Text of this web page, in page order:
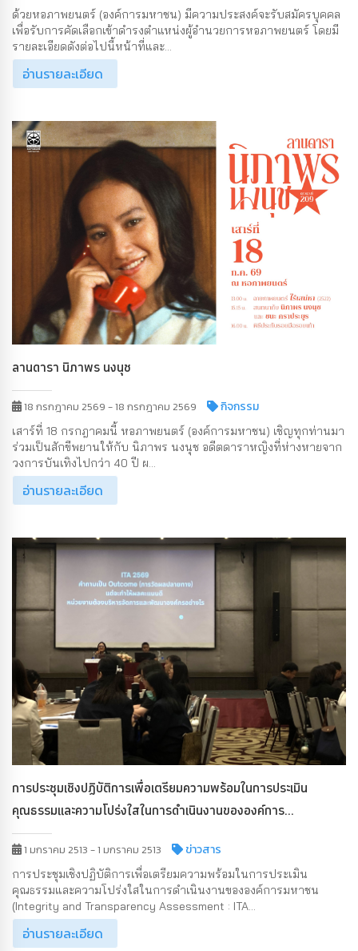
ด้วยหอภาพยนตร์ (องค์การมหาชน) มีความประสงค์จะรับสมัครบุคคล
เพื่อรับการคัดเลือกเข้าดำรงตำแหน่งผู้อำนวยการหอภาพยนตร์ โดยมี
รายละเอียดดังต่อไปนี้หน้าที่และ...
อ่านรายละเอียด
ลานดารา นิภาพร นงนุช
18 กรกฎาคม 2569 - 18 กรกฎาคม 2569 กิจกรรม
เสาร์ที่ 18 กรกฎาคมนี้ หอภาพยนตร์ (องค์การมหาชน) เชิญทุกท่านมา
ร่วมเป็นสักขีพยานให้กับ นิภาพร นงนุช อดีตดาราหญิงที่ห่างหายจาก
วงการบันเทิงไปกว่า 40 ปี ผ...
อ่านรายละเอียด
การประชุมเชิงปฏิบัติการเพื่อเตรียมความพร้อมในการประเมิน
คุณธรรมและความโปร่งใสในการดำเนินงานขององค์การ...
1 มกราคม 2513 - 1 มกราคม 2513 ข่าวสาร
การประชุมเชิงปฏิบัติการเพื่อเตรียมความพร้อมในการประเมิน
คุณธรรมและความโปร่งใสในการดำเนินงานขององค์การมหาชน
(Integrity and Transparency Assessment : ITA...
อ่านรายละเอียด